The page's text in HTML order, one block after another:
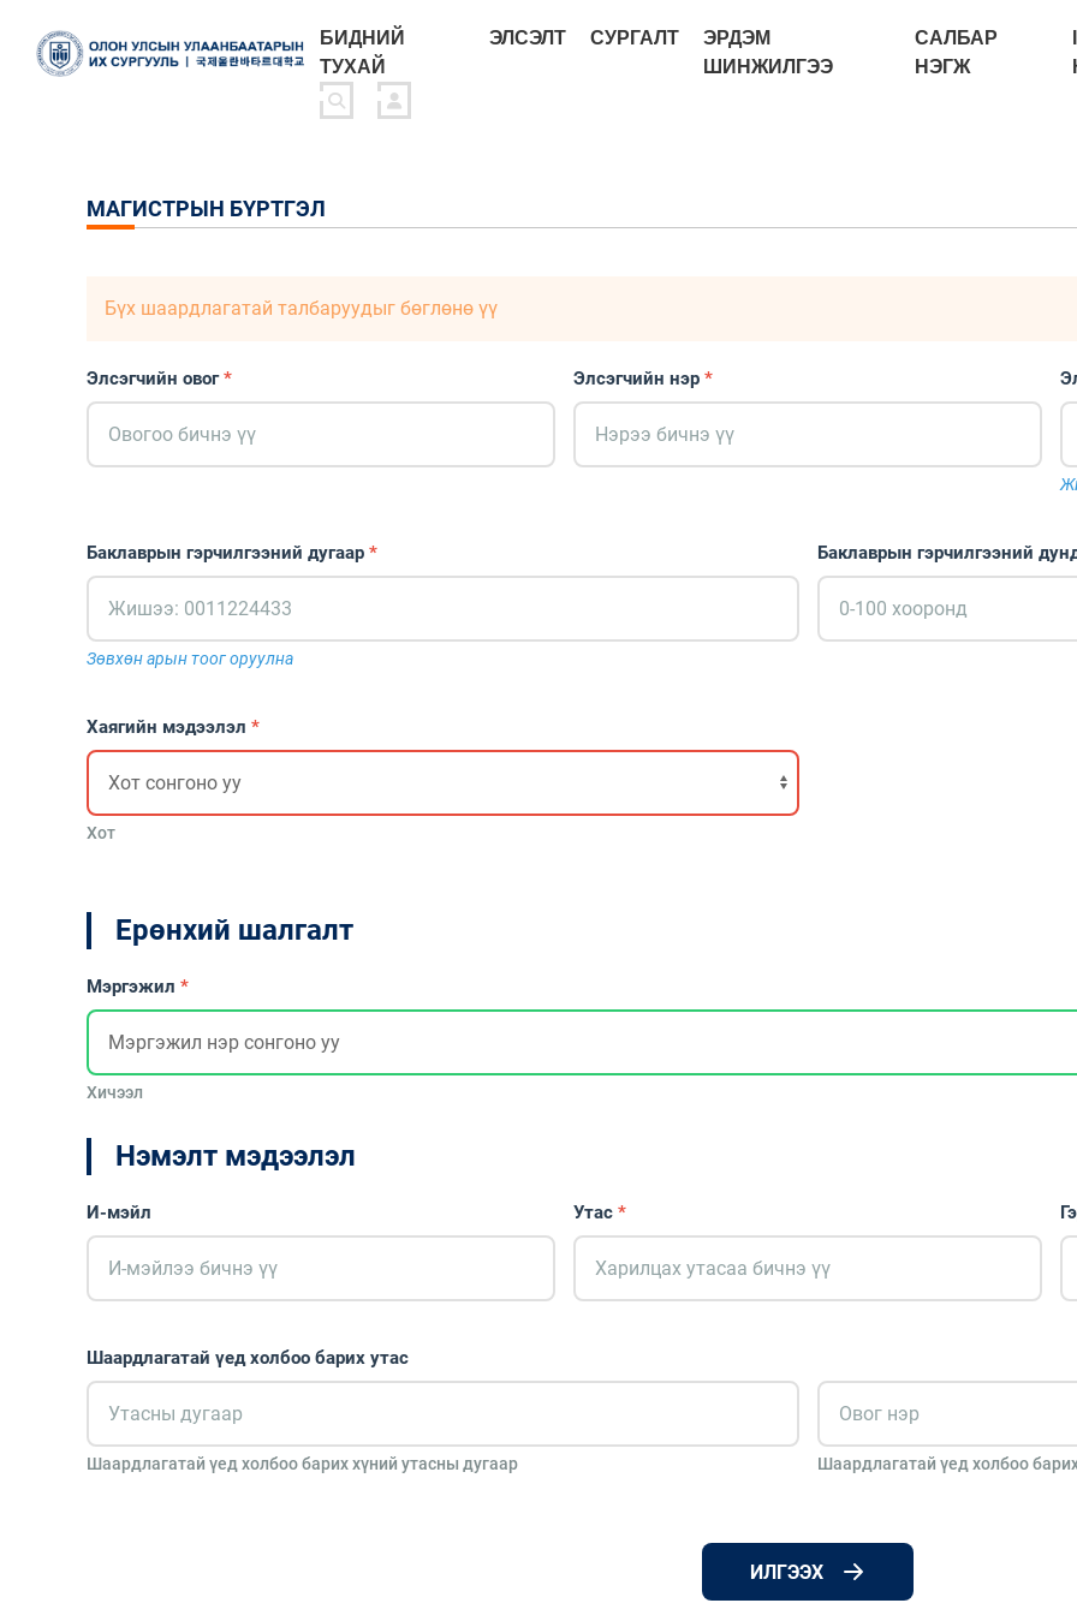
БИДНИЙ
ТУХАЙ
ЭЛСЭЛТ СУРГАЛТ
ЭРДЭМ
ШИНЖИЛГЭЭ
САЛБАР
НЭГЖ
МАГИСТРЫН БҮРТГЭЛ
Бүх шаардлагатай талбаруудыг бөглөнө үү
Элсэгчийн овог* Элсэгчийн нэр *
Баклаврын гэрчилгээний дугаар *
Зөвхөн арын тоог оруулна
Баклаврын гэрчилгээний
Хаягийн мэдээлэл *
Хот
Ерөнхий шалгалт
Мэргэжил *
Хичээл
Нэмэлт мэдээлэл
И-мэйл Утас *
Шаардлагатай үед холбоо барих утас
Шаардлагатай үед холбоо барих хүний утасны дугаар Шаардлагатай үед холбоо
ИЛГЭЭХ